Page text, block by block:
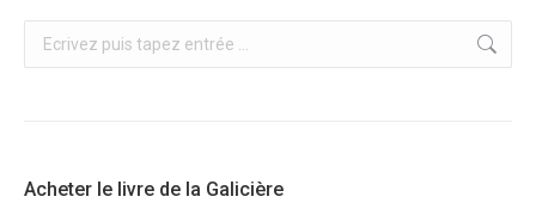
Recherche
:
Acheter le livre de la Galicière